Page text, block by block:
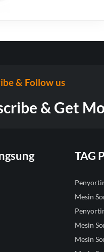
& Follow us
& Get
TAG
Mesin
Mesin
Mesin